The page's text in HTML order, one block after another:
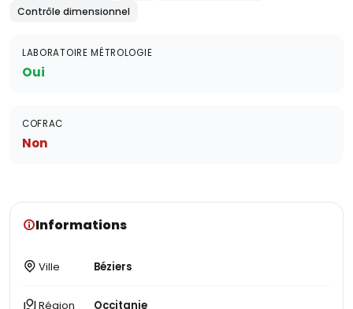
Contrôle dimensionnel
LABORATOIRE MÉTROLOGIE
Oui
COFRAC
Non
Informations
Ville Béziers
Région Occitanie